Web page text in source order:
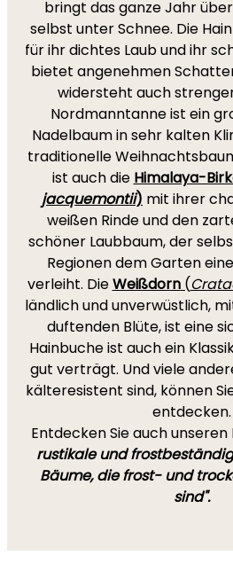
bringt das ganze Jahr
selbst unter Schnee. Die
für ihr dichtes Laub und ihr
bietet angenehmen
widersteht auch
Nordmanntanne ist ein
Nadelbaum in sehr kalten
traditionelle
ist auch die Himalaya-
jacquemontii) mit ihrer
weißen Rinde und den
schöner Laubbaum, der
Regionen dem Garten
verleiht. DieWeißdorn(
ländlich und unverwüstlich,
duftenden Blüte, ist eine
Hainbuche ist auch ein
gut verträgt. Und viele
kälteresistent sind, können
entdecken.
Entdecken Sie auch
rustikale und
Bäume, die frost- und
sind".